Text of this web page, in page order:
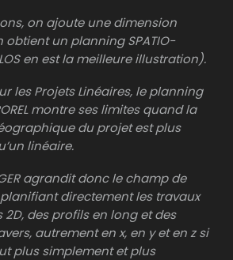
on ajoute une dimension
obtient un planning SPATIO-
en est la meilleure illustration).
les Projets Linéaires, le planning
montre ses limites quand la
du projet est plus
linéaire.
agrandit donc le champ de
directement les travaux
2D, des profils en long et des
autrement en x, en y et en z si
plus simplement et plus